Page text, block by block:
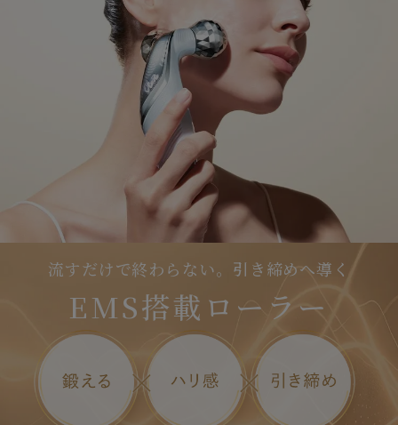
流すだけで終わらない。引き締めへ導く
EMS搭載ローラー